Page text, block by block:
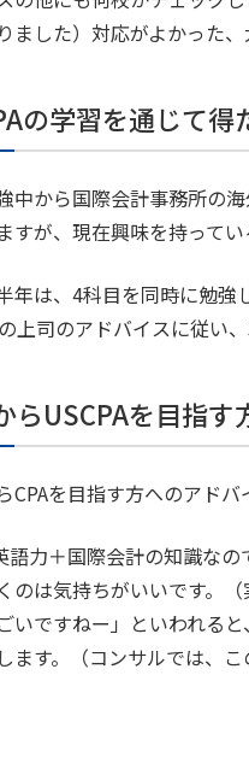
ました）対応がよかった
の学習を通じて得
中から国際会計事務所の
すが、現在興味を持って
年は、4科目を同時に勉
上司のアドバイスに従い
らUSCPAを目指
CPAを目指す方へのアドバ
語力＋国際会計の知識な
のは気持ちがいいです。
いですねー」といわれる
ます。（コンサルでは、